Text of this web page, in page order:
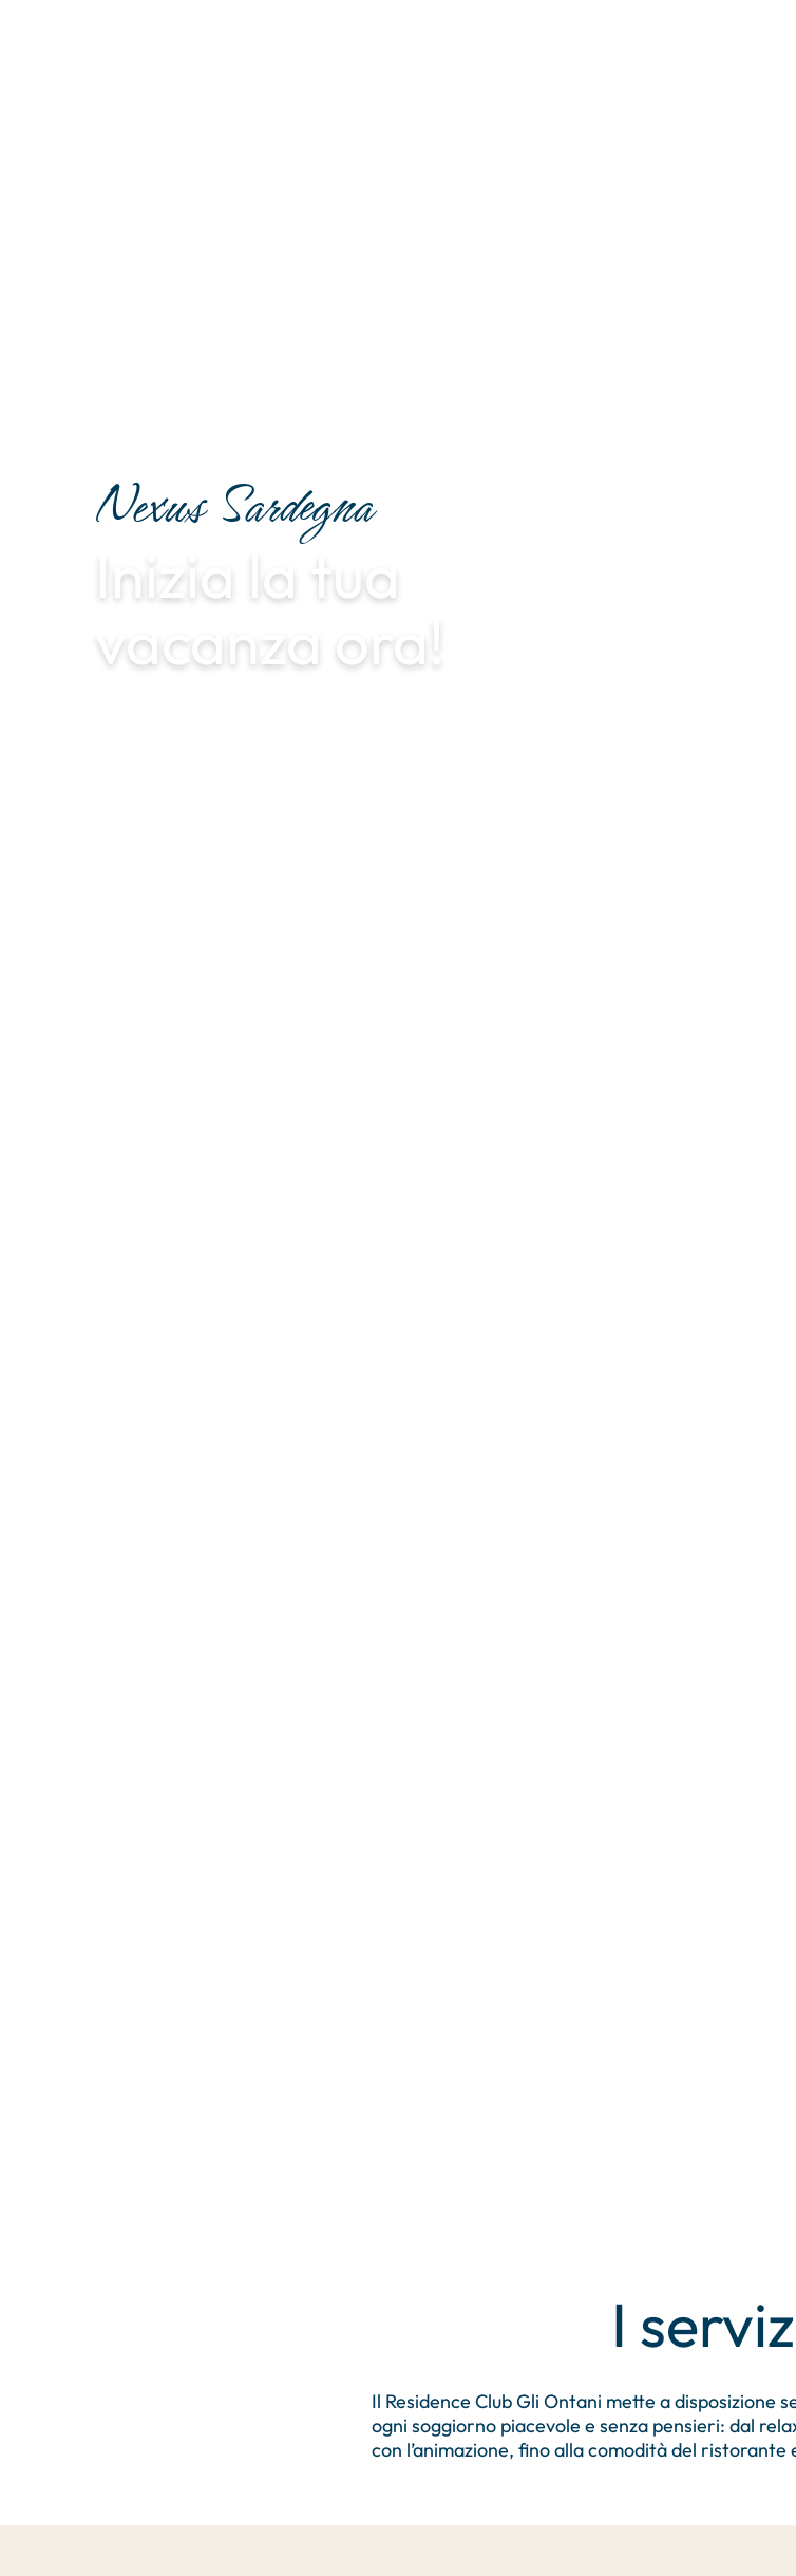
Nexus Sardegna
Inizia la tua
vacanza ora!
I
Il Residence Club Gli Ontani mette a disposizione
ogni soggiorno piacevole e senza pensieri: dal
con l’animazione, fino alla comodità del